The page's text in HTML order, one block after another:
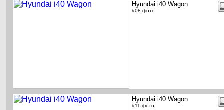
Hyundai i40 Wagon
#08 фото
Hyundai i40 Wagon
#11 фото